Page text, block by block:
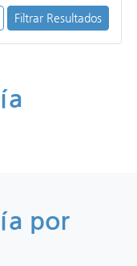
Filtrar Resultados
por